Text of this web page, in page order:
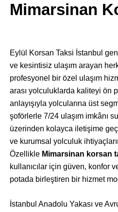
Mimarsinan
Eylül Korsan Taksi İstanbul
ve kesintisiz ulaşım arayan
profesyonel bir özel ulaşım
arası yolculuklarda kaliteyi ön
anlayışıyla yolcularına üst
şoförlerle 7/24 ulaşım imkânı
üzerinden kolayca iletişime
ve kurumsal yolculuk
Özellikle Mimarsinan korsan
kullanıcılar için güven, konfor
potada birleştiren bir hizmet
İstanbul Anadolu Yakası ve